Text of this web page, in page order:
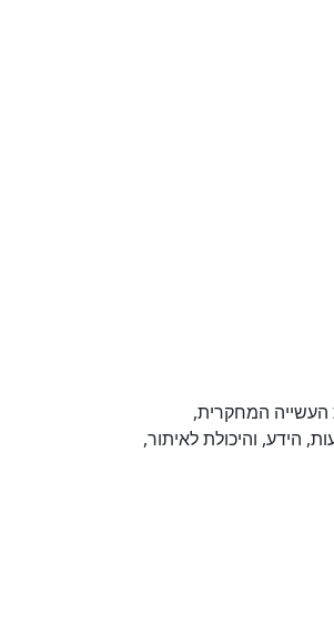
העשייה המחקרית,
הידע, והיכולת לאיתור,